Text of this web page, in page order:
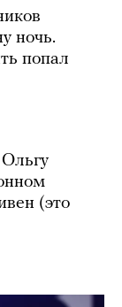
ночь.
попал
(это